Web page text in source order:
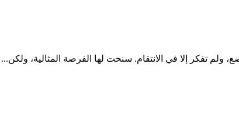
تفكر إلا في الانتقام. سنحت لها الفرصة المثالية،